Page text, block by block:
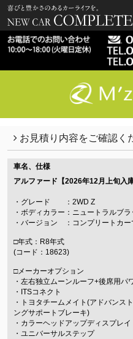
お見積り内容をご確認く
車名、仕様
アルファード【2026年12月上旬入
・グレード ：2WD Z
・ボディカラー：ニュートラルブラ
・バージョン ：コンプリートカー
□年式：R8年式
(コード：18623)
□メーカーオプション
・左右独立ムーンルーフ+後席用パ
・ITSコネクト
・トヨタチームメイト(アドバンス
ングサポートブレーキ)
・カラーヘッドアップディスプレイ
・ユニバーサルステップ